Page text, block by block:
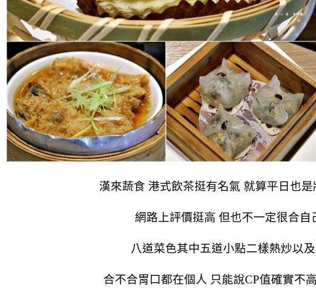
漢來蔬食 港式飲茶挺有名氣 就算平日也
網路上評價挺高 但也不一定很合自
八道菜色其中五道小點二樣熱炒以
合不合胃口都在個人 只能說CP值確實不